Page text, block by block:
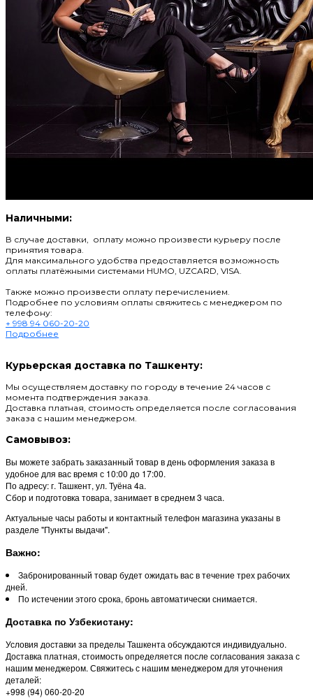
Наличными:
В случае доставки, оплату можно произвести курьеру после
принятия товара.
Для максимального удобства предоставляется возможность
оплаты платёжными системами HUMO, UZCARD, VISA.
Также можно произвести оплату перечислением.
Подробнее по условиям оплаты свяжитесь с менеджером по
телефону:
+ 998 94 060-20-20
Подробнее
Курьерская доставка по Ташкенту:
Мы осуществляем доставку по городу в течение 24 часов с
момента подтверждения заказа.
Доставка платная, стоимость определяется после согласования
заказа с нашим менеджером.
Самовывоз:
Вы можете забрать заказанный товар в день оформления заказа в
удобное для вас время с 10:00 до 17:00.
По адресу: г. Ташкент, ул. Туёна 4а.
Сбор и подготовка товара, занимает в среднем 3 часа.
Актуальные часы работы и контактный телефон магазина указаны в
разделе "Пункты выдачи".
Важно:
Забронированный товар будет ожидать вас в течение трех рабочих
дней.
По истечении этого срока, бронь автоматически снимается.
Доставка по Узбекистану:
Условия доставки за пределы Ташкента обсуждаются индивидуально.
Доставка платная, стоимость определяется после согласования заказа с
нашим менеджером. Свяжитесь с нашим менеджером для уточнения
деталей:
+998 (94) 060-20-20